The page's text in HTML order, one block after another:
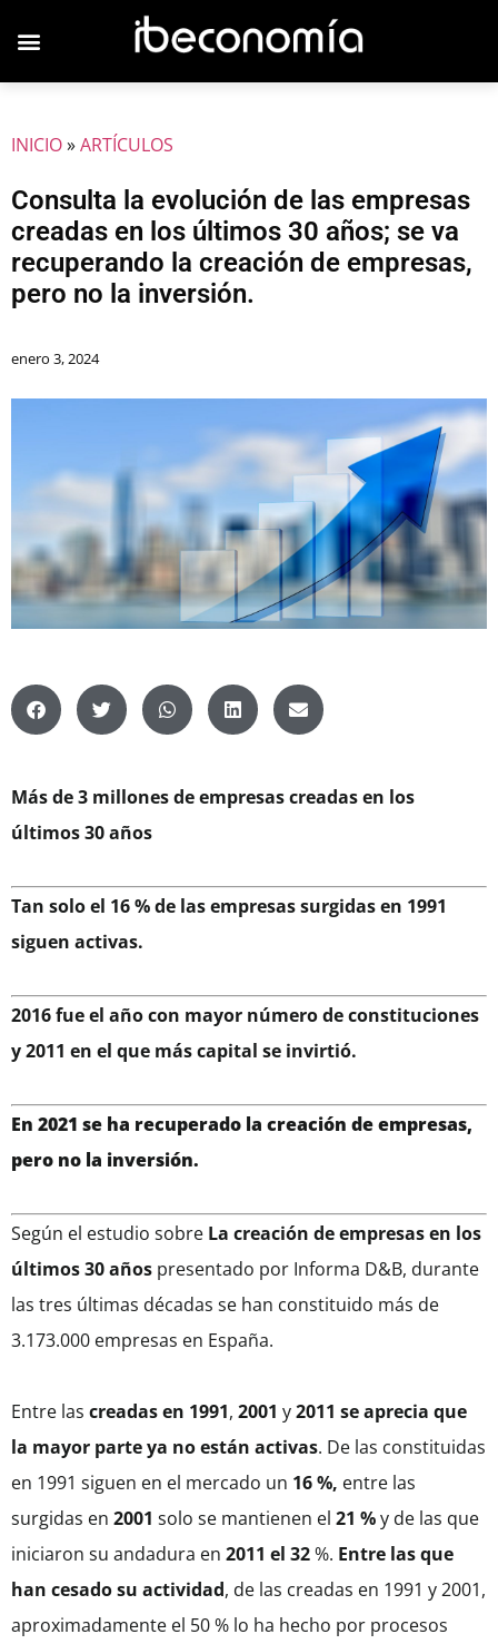
INICIO»ARTÍCULOS
Consulta la evolución de las empresas
creadas en los últimos 30 años; se va
recuperando la creación de empresas,
pero no la inversión.
enero 3, 2024
Más de 3 millones de empresas creadas en los
últimos 30 años
Tan solo el 16 % de las empresas surgidas en 1991
siguen activas.
2016 fue el año con mayor número de constituciones
y 2011 en el que más capital se invirtió.
En 2021 se ha recuperado la creación de empresas,
pero no la inversión.
Según el estudio sobre La creación de empresas en los
últimos 30 años presentado por Informa D&B, durante
las tres últimas décadas se han constituido más de
3.173.000 empresas en España.
Entre las creadas en 1991, 2001 y2011 se aprecia que
la mayor parte ya no están activas. De las constituidas
en 1991 siguen en el mercado un 16 %, entre las
surgidas en 2001 solo se mantienen el 21 %y de las que
iniciaron su andadura en 2011 el 32%. Entre las que
han cesado su actividad, de las creadas en 1991 y 2001,
aproximadamente el 50 % lo ha hecho por procesos